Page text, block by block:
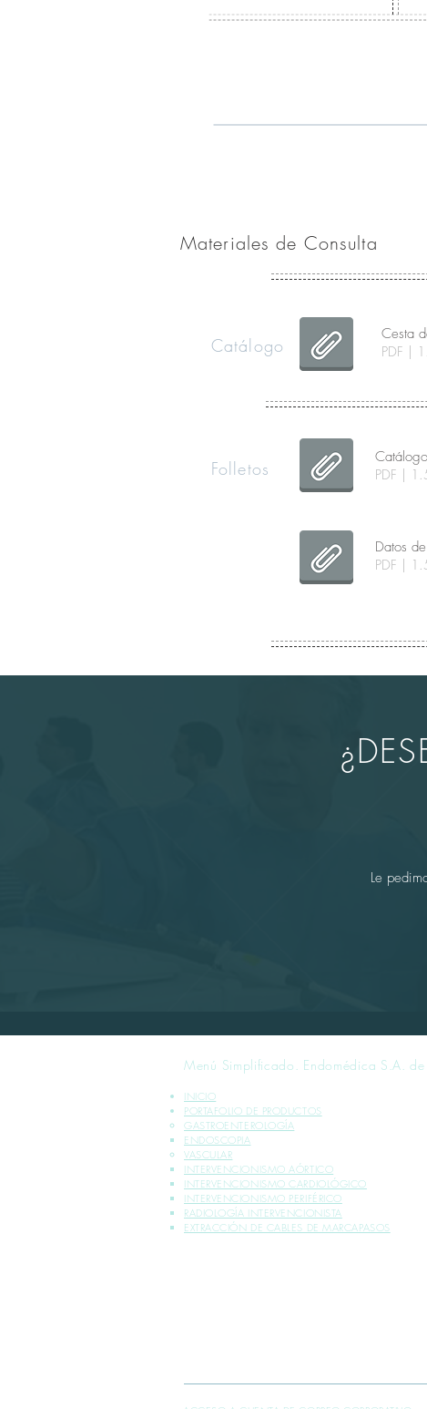
Materiales de Consulta
Le
Catálogo
Cesta
PDF |
PDF |
Folletos
Datos
PDF |
Menú Simplificado. Endomédica S.A. de
INICIO
PORTAFOLIO DE PRODUCTOS
GASTROENTEROLOGÍA
ENDOSCOPIA
VASCULAR
INTERVENCIONISMO AÓRTICO
INTERVENCIONISMO CARDIOLÓGICO
INTERVENCIONISMO PERIFÉRICO
RADIOLOGÍA INTERVENCIONISTA
EXTRACCIÓN DE CABLES DE MARCAPASOS